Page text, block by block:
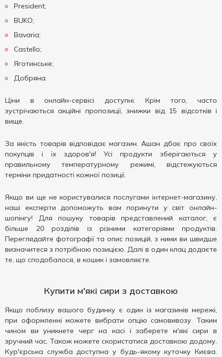
President;
BUKO;
Bavaria;
Castello;
Яготинське;
Добряна.
Ціни в онлайн-сервісі доступні. Крім того, часто
зустрічаються акційні пропозиції, знижки від 15 відсотків і
вище.
За якість товарів відповідає магазин. Ашан дбає про своїх
покупців і їх здоров'я! Усі продукти зберігаються у
правильному температурному режимі, відстежуються
терміни придатності кожної позиції.
Якщо ви ще не користувалися послугами інтернет-магазину,
наші експерти допоможуть вам поринути у світ онлайн-
шопінгу! Для пошуку товарів представлений каталог, є
більше 20 розділів із різними категоріями продуктів.
Переглядайте фотографії та опис позицій, з ними ви швидше
визначитеся з потрібною позицією. Далі в один клац додаєте
те, що сподобалося, в кошик і замовляєте.
Купити м'які сири з доставкою
Якщо поблизу вашого будинку є один із магазинів мережі,
при оформленні можете вибрати опцію самовивозу. Таким
чином ви уникнете черг на касі і заберете м'які сири в
зручний час. Також можете скористатися доставкою додому.
Кур'єрська служба доступна у будь-якому куточку Києва.